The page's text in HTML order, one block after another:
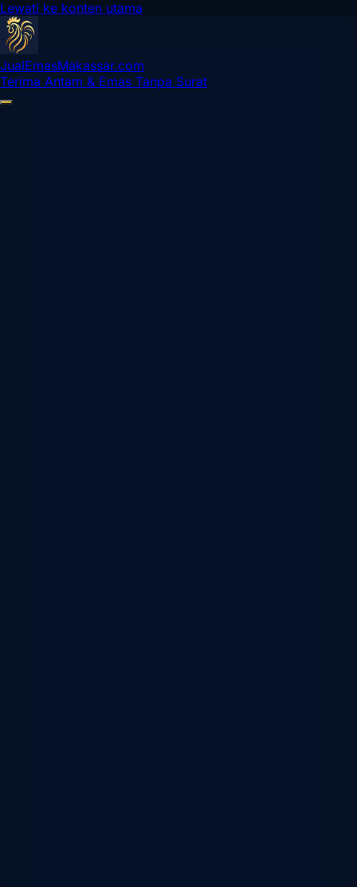
Lewati ke konten utama
JualEmasMakassar.com
Terima Antam & Emas Tanpa Surat